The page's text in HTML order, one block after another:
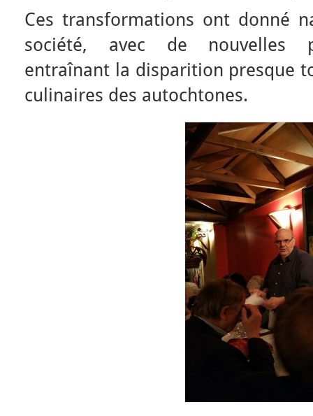
Ces transformations ont donné
société, avec de nouvelles
entraînant la disparition presque
culinaires des autochtones.